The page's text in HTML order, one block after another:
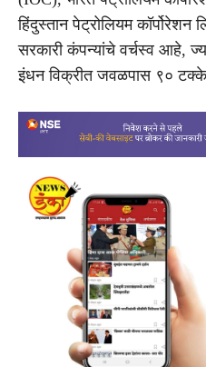
हिंदुस्तान पेट्रोलियम कॉर्पोरेशन
सरकारी कंपन्यांचे वर्चस्व आहे,
इंधन विक्रीत जवळपास ९०